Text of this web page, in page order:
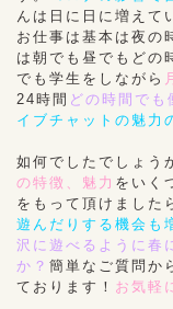
んは日に日に増えて
お仕事は基本は夜の
は朝でも昼でもどの
でも学生をしながら
24時間 どの時間でも
イブチャットの魅力
如何でしたでしょう
の特徴、魅力 をいく
をもって頂けました
遊んだりする機会も
沢に遊べるように春
か？ 簡単なご質問か
ております！ お気軽